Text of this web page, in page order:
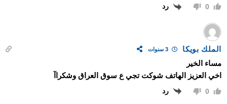
0 رد
الملك بويكا
مساء الخير
اخي العزيز الهاتف شوكت تجي ع سوق العراق وشكراآ
0 رد